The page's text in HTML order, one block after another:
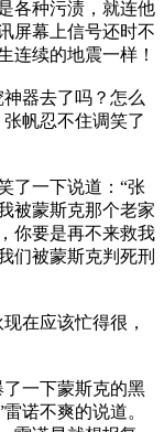
各种污渍，就连他
屏幕上信号还时不
连续的地震一样！
去了吗？怎么
帆忍不住调笑了
一下说道：“张
被蒙斯克那个老家
你要是再不来救我
们被蒙斯克判死刑
应该忙得很，
下蒙斯克的黑
诺不爽的说道。